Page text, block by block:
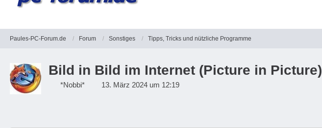
Paules-PC-Forum.de Forum Sonstiges Tipps, Tricks und nützliche Programme
Bild in Bild im Internet (Picture in Picture)
*Nobbi* 13. März 2024 um 12:19